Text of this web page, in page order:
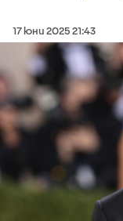
17 юни 2025 21:43